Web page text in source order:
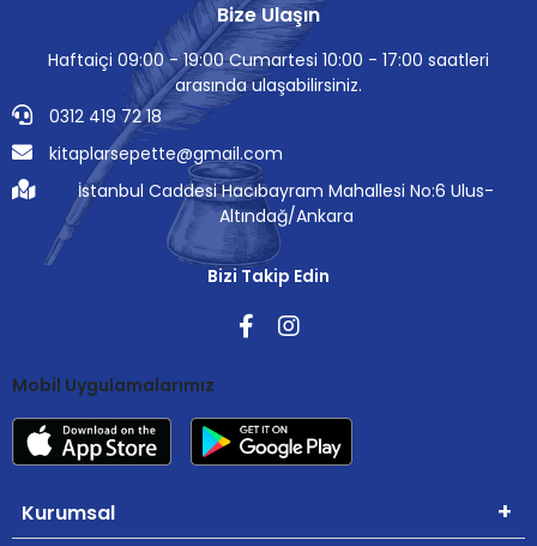
Bize Ulaşın
Haftaiçi 09:00 - 19:00 Cumartesi 10:00 - 17:00 saatleri
arasında ulaşabilirsiniz.
0312 419 72 18
kitaplarsepette@gmail.com
İstanbul Caddesi Hacıbayram Mahallesi No:6 Ulus-
Altındağ/Ankara
Bizi Takip Edin
Mobil Uygulamalarımız
Kurumsal